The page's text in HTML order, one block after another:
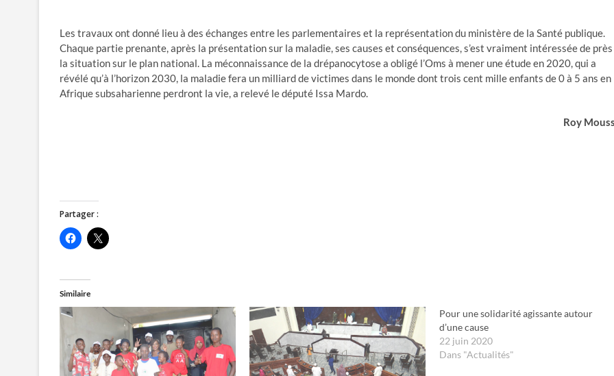
Les travaux ont donné lieu à des échanges entre les parlementaires et la représentation du ministère de la Santé publique.
Chaque partie prenante, après la présentation sur la maladie, ses causes et conséquences, s’est vraiment intéressée de près
la situation sur le plan national. La méconnaissance de la drépanocytose a obligé l’Oms à mener une étude en 2020, qui a
révélé qu’à l’horizon 2030, la maladie fera un milliard de victimes dans le monde dont trois cent mille enfants de 0 à 5 ans en
Afrique subsaharienne perdront la vie, a relevé le député Issa Mardo.
Roy
Partager :
C
l
e
z
p
o
a
r
t
a
C
l
o
u
a
r
t
a
Similaire
Pour une solidarité agissante autour
d’une cause
22 juin 2020
Dans "Actualités"